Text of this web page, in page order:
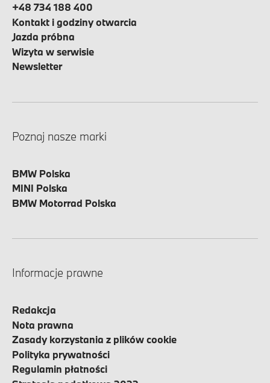
+48 734 188 400
Kontakt i godziny otwarcia
Jazda próbna
Wizyta w serwisie
Newsletter
Poznaj nasze marki
BMW Polska
MINI Polska
BMW Motorrad Polska
Informacje prawne
Redakcja
Nota prawna
Zasady korzystania z plików cookie
Polityka prywatności
Regulamin płatności